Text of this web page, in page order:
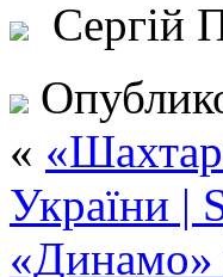
Сергій
«
України |
«Динамо»